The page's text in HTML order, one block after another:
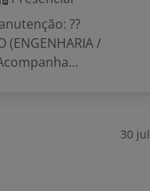
??
(ENGENHARIA /
30 jul